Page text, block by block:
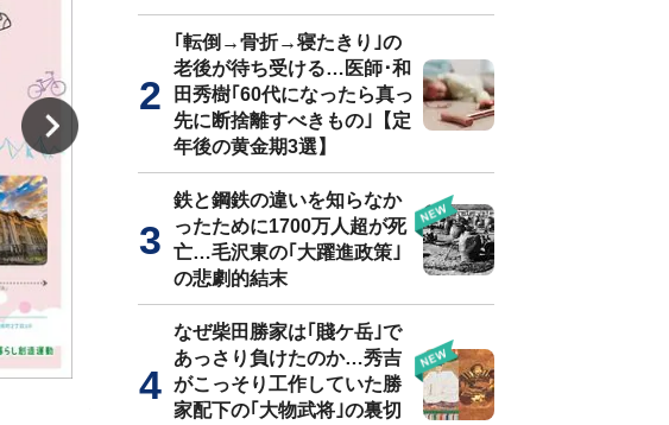
ハッシュタグ「＃古町」とともに付けられるハッシュタグとその投稿数（
｢転倒→骨折→寝たきり｣の
老後が待ち受ける…医師･和
田秀樹｢60代になったら真っ
先に断捨離すべきもの｣【定
年後の黄金期3選】
鉄と鋼鉄の違いを知らなか
ったために1700万人超が死
亡…毛沢東の｢大躍進政策｣
の悲劇的結末
なぜ柴田勝家は｢賤ケ岳｣で
あっさり負けたのか…秀吉
がこっそり工作していた勝
家配下の｢大物武将｣の裏切